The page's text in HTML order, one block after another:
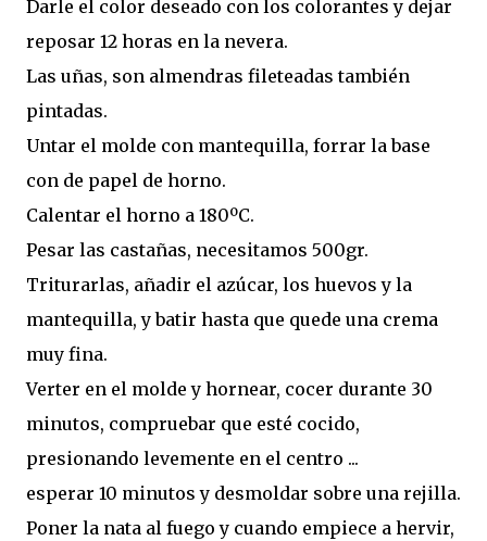
Darle el color deseado con los colorantes y dejar
reposar 12 horas en la nevera.
Las uñas, son almendras fileteadas también
pintadas.
Untar el molde con mantequilla, forrar la base
con de papel de horno.
Calentar el horno a 180ºC.
Pesar las castañas, necesitamos 500gr.
Triturarlas, añadir el azúcar, los huevos y la
mantequilla, y batir hasta que quede una crema
muy fina.
Verter en el molde y hornear, cocer durante 30
minutos, compruebar que esté cocido,
presionando levemente en el centro ...
esperar 10 minutos y desmoldar sobre una rejilla.
Poner la nata al fuego y cuando empiece a hervir,